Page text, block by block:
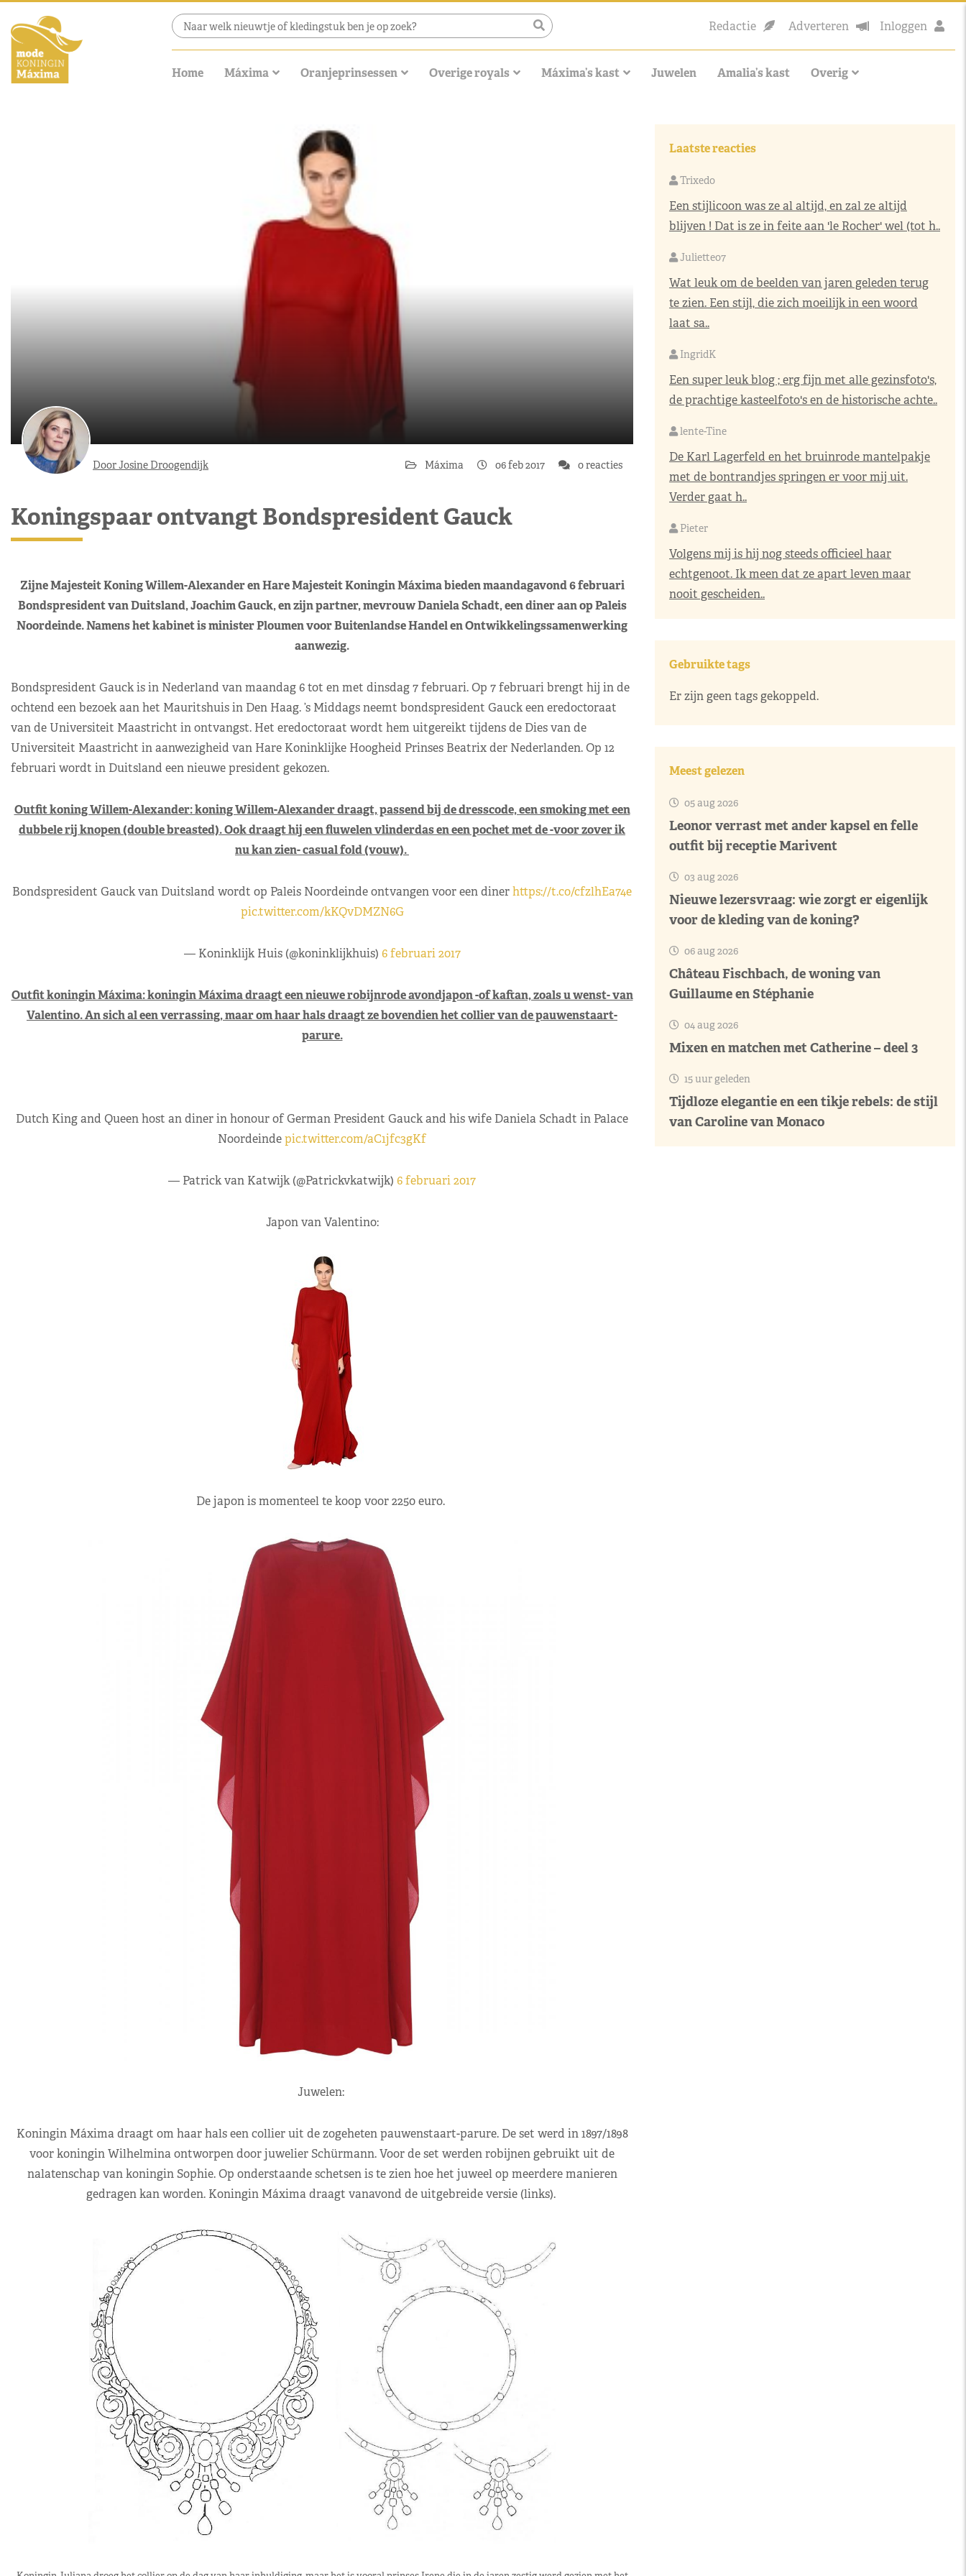
Redactie Adverteren Inloggen
Home Máxima Oranjeprinsessen Overige royals Máxima’s kast Juwelen Amalia’s kast Overig
Door Josine Droogendijk Máxima 06 feb 2017 0 reacties
Koningspaar ontvangt Bondspresident Gauck
Zijne Majesteit Koning Willem-Alexander en Hare Majesteit Koningin Máxima bieden maandagavond 6 februari
Bondspresident van Duitsland, Joachim Gauck, en zijn partner, mevrouw Daniela Schadt, een diner aan op Paleis
Noordeinde. Namens het kabinet is minister Ploumen voor Buitenlandse Handel en Ontwikkelingssamenwerking
aanwezig.
Bondspresident Gauck is in Nederland van maandag 6 tot en met dinsdag 7 februari. Op 7 februari brengt hij in de
ochtend een bezoek aan het Mauritshuis in Den Haag. ’s Middags neemt bondspresident Gauck een eredoctoraat
van de Universiteit Maastricht in ontvangst. Het eredoctoraat wordt hem uitgereikt tijdens de Dies van de
Universiteit Maastricht in aanwezigheid van Hare Koninklijke Hoogheid Prinses Beatrix der Nederlanden. Op 12
februari wordt in Duitsland een nieuwe president gekozen.
Outfit koning Willem-Alexander: koning Willem-Alexander draagt, passend bij de dresscode, een smoking met een
dubbele rij knopen (double breasted). Ook draagt hij een fluwelen vlinderdas en een pochet met de -voor zover ik
nu kan zien- casual fold (vouw).
Bondspresident Gauck van Duitsland wordt op Paleis Noordeinde ontvangen voor een dinerhttps://t.co/cfzlhEa74e
pic.twitter.com/kKQvDMZN6G
— Koninklijk Huis (@koninklijkhuis) 6 februari 2017
Outfit koningin Máxima: koningin Máxima draagt een nieuwe robijnrode avondjapon -of kaftan, zoals u wenst- van
Valentino. An sich al een verrassing, maar om haar hals draagt ze bovendien het collier van de pauwenstaart-
parure.
Dutch King and Queen host an diner in honour of German President Gauck and his wife Daniela Schadt in Palace
Noordeindepic.twitter.com/aC1jfc3gKf
— Patrick van Katwijk (@Patrickvkatwijk) 6 februari 2017
Japon van Valentino:
De japon is momenteel te koop voor 2250 euro.
Juwelen:
Koningin Máxima draagt om haar hals een collier uit de zogeheten pauwenstaart-parure. De set werd in 1897/1898
voor koningin Wilhelmina ontworpen door juwelier Schürmann. Voor de set werden robijnen gebruikt uit de
nalatenschap van koningin Sophie. Op onderstaande schetsen is te zien hoe het juweel op meerdere manieren
gedragen kan worden. Koningin Máxima draagt vanavond de uitgebreide versie (links).
Laatste reacties
Trixedo
Een stijlicoon was ze al altijd, en zal ze altijd
blijven ! Dat is ze in feite aan 'le Rocher' wel (tot h..
Juliette07
Wat leuk om de beelden van jaren geleden terug
te zien. Een stijl, die zich moeilijk in een woord
laat sa..
IngridK
Een super leuk blog ; erg fijn met alle gezinsfoto's,
de prachtige kasteelfoto's en de historische achte..
lente-Tine
De Karl Lagerfeld en het bruinrode mantelpakje
met de bontrandjes springen er voor mij uit.
Verder gaat h..
Pieter
Volgens mij is hij nog steeds officieel haar
echtgenoot. Ik meen dat ze apart leven maar
nooit gescheiden..
Gebruikte tags
Er zijn geen tags gekoppeld.
Meest gelezen
05 aug 2026
Leonor verrast met ander kapsel en felle
outfit bij receptie Marivent
03 aug 2026
Nieuwe lezersvraag: wie zorgt er eigenlijk
voor de kleding van de koning?
06 aug 2026
Château Fischbach, de woning van
Guillaume en Stéphanie
04 aug 2026
Mixen en matchen met Catherine – deel 3
15 uur geleden
Tijdloze elegantie en een tikje rebels: de stijl
van Caroline van Monaco